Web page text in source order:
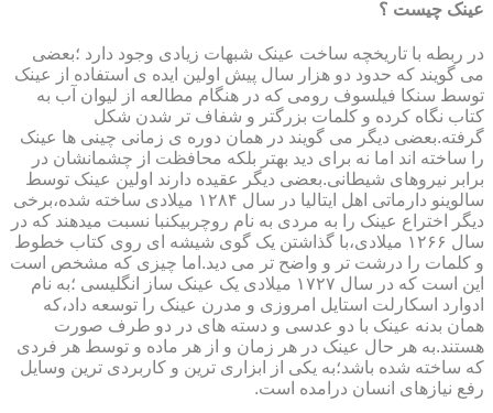
عینک چیست ؟
در ربطه با تاریخچه ساخت عینک شبهات زیادی وجود دارد ؛بعضی
می گویند که حدود دو هزار سال پیش اولین ایده ی استفاده از عینک
توسط سنکا فیلسوف رومی که در هنگام مطالعه از لیوان آب به
کتاب نگاه کرده و کلمات بزرگتر و شفاف تر شدن شکل
گرفته.بعضی دیگر می گویند در همان دوره ی زمانی چینی ها عینک
را ساخته اند اما نه برای دید بهتر بلکه محافظت از چشمانشان در
برابر نیروهای شیطانی.بعضی دیگر عقیده دارند اولین عینک توسط
سالوینو دارماتی اهل ایتالیا در سال ۱۲۸۴ میلادی ساخته شده،برخی
دیگر اختراع عینک را به مردی به نام روچربیکنبا نسبت میدهند که در
سال ۱۲۶۶ میلادی،با گذاشتن یک گوی شیشه ای روی کتاب خطوط
و کلمات را درشت تر و واضح تر می دید.اما چیزی که مشخص است
این است که در سال ۱۷۲۷ میلادی یک عینک ساز انگلیسی ؛به نام
ادوارد اسکارلت استایل امروزی و مدرن عینک را توسعه داد،که
همان بدنه عینک با دو عدسی و دسته های در دو طرف صورت
هستند.به هر حال عینک در هر زمان و از هر ماده و توسط هر فردی
که ساخته شده باشد؛به یکی از ابزاری ترین و کاربردی ترین وسایل
رفع نیازهای انسان درامده است.